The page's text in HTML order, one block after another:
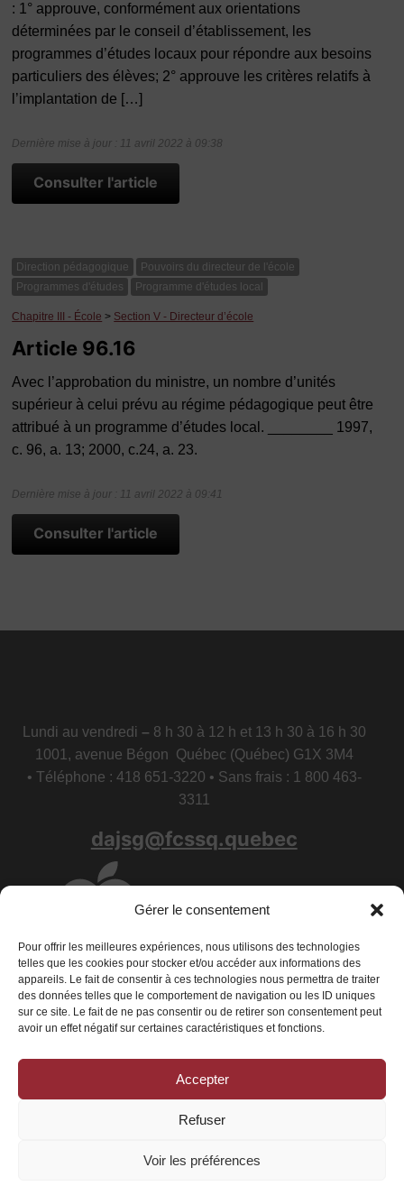
Gérer le consentement
Pour offrir les meilleures expériences, nous utilisons des technologies
telles que les cookies pour stocker et/ou accéder aux informations des
appareils. Le fait de consentir à ces technologies nous permettra de traiter
des données telles que le comportement de navigation ou les ID uniques
sur ce site. Le fait de ne pas consentir ou de retirer son consentement peut
avoir un effet négatif sur certaines caractéristiques et fonctions.
Accepter
Refuser
Voir les préférences
: 1° approuve, conformément aux orientations
déterminées par le conseil d’établissement, les
programmes d’études locaux pour répondre aux besoins
particuliers des élèves; 2° approuve les critères relatifs à
l’implantation de […]
Dernière mise à jour : 11 avril 2022 à 09:38
Consulter l'article
Direction pédagogique
Pouvoirs du directeur de l'école
Programmes d'études
Programme d'études local
Chapitre III - École > Section V - Directeur d’école
Article 96.16
Avec l’approbation du ministre, un nombre d’unités
supérieur à celui prévu au régime pédagogique peut être
attribué à un programme d’études local. ________ 1997,
c. 96, a. 13; 2000, c.24, a. 23.
Dernière mise à jour : 11 avril 2022 à 09:41
Consulter l'article
Lundi au vendredi – 8 h 30 à 12 h et 13 h 30 à 16 h 30
1001, avenue Bégon Québec (Québec) G1X 3M4
• Téléphone : 418 651-3220 • Sans frais : 1 800 463-
3311
dajsg@fcssq.quebec
Déclaration de confidentialité